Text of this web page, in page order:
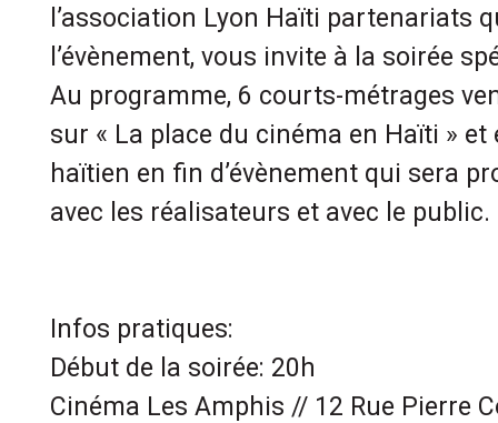
l’association Lyon Haïti partenariats
l’évènement, vous invite à la soirée
Au programme, 6 courts-métrages
sur « La place du cinéma en Haïti »
haïtien en fin d’évènement qui sera
avec les réalisateurs et avec le public.
Infos pratiques:
Début de la soirée: 20h
Cinéma Les Amphis // 12 Rue Pierre